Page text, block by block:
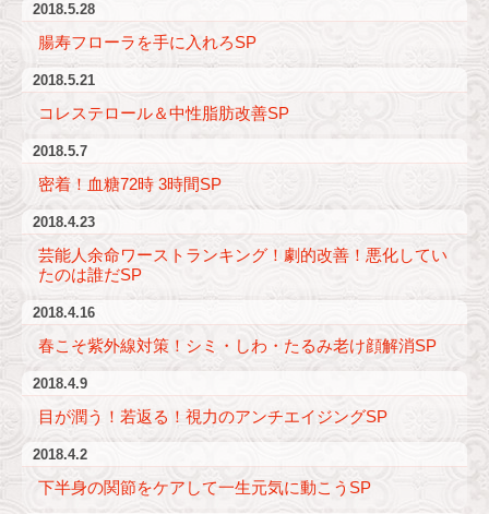
2018.5.28
腸寿フローラを手に入れろSP
2018.5.21
コレステロール＆中性脂肪改善SP
2018.5.7
密着！血糖72時 3時間SP
2018.4.23
芸能人余命ワーストランキング！劇的改善！悪化してい
たのは誰だSP
2018.4.16
春こそ紫外線対策！シミ・しわ・たるみ老け顔解消SP
2018.4.9
目が潤う！若返る！視力のアンチエイジングSP
2018.4.2
下半身の関節をケアして一生元気に動こうSP